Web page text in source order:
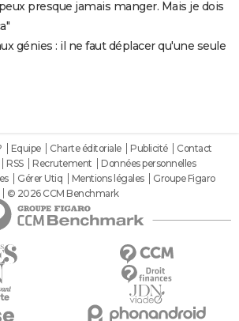
presque jamais manger. Mais je dois
génies : il ne faut déplacer qu'une seule
Equipe Charte éditoriale Publicité
Contact
RSS Recrutement
Données personnelles
Gérer Utiq Mentions légales
Groupe Figaro
© 2026 CCM Benchmark